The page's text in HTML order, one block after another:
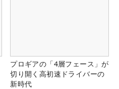
プロギアの「4層フェース」が
切り開く高初速ドライバーの
新時代